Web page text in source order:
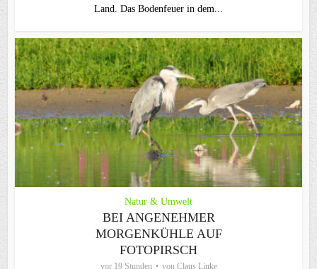
Land. Das Bodenfeuer in dem...
Natur & Umwelt
BEI ANGENEHMER
MORGENKÜHLE AUF
FOTOPIRSCH
vor 19 Stunden von Claus Linke